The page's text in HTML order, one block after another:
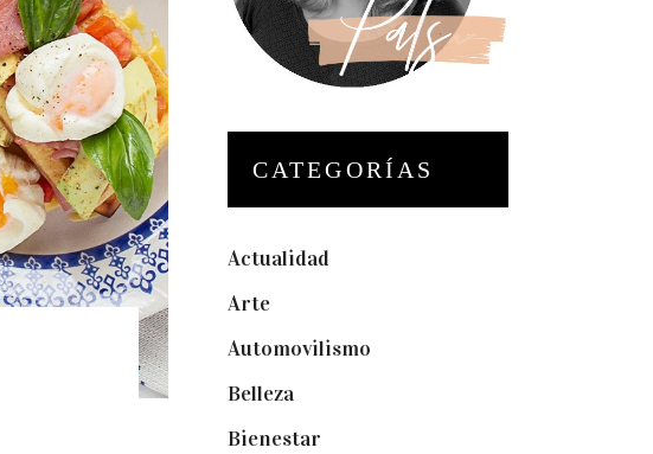
CATEGORÍAS
Actualidad
Arte(74)
Automovilismo
Belleza(32)
Bienestar